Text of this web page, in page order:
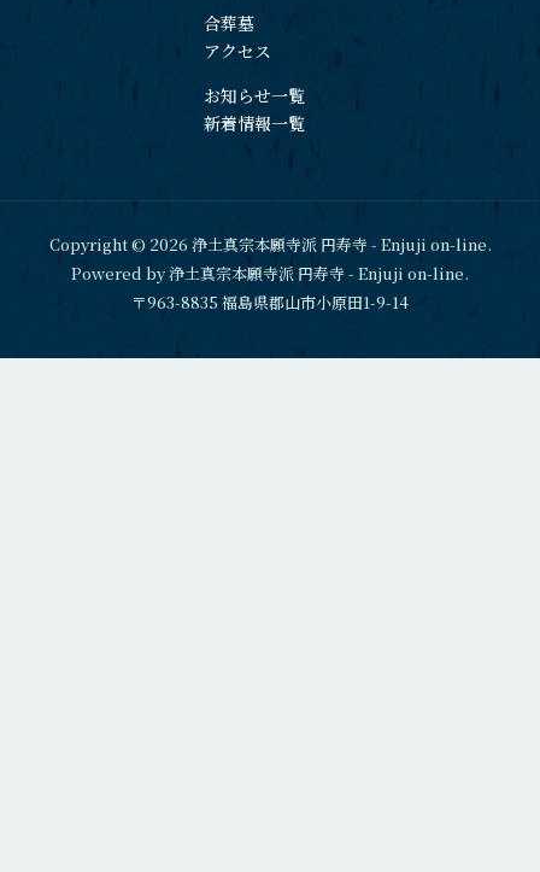
合葬墓
アクセス
お知らせ一覧
新着情報一覧
Copyright © 2026 浄土真宗本願寺派 円寿寺 - Enjuji on-line.
Powered by 浄土真宗本願寺派 円寿寺 - Enjuji on-line.
〒963-8835 福島県郡山市小原田1-9-14